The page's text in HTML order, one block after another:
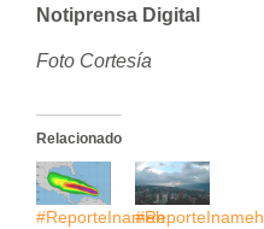
Notiprensa Digital
Foto Cortesía
Relacionado
#ReporteInameh#ReporteInameh